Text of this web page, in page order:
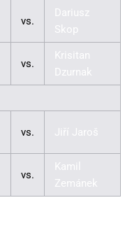
vs.
Dariusz
Skop
vs.
Krisitan
Dzurnak
vs. Jiří Jaroš
vs.
Kamil
Zemánek